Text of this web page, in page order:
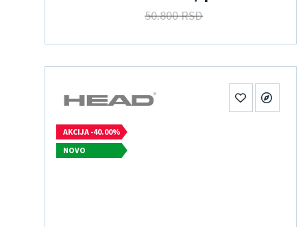
50.800 RSD
AKCIJA -40.00%
NOVO